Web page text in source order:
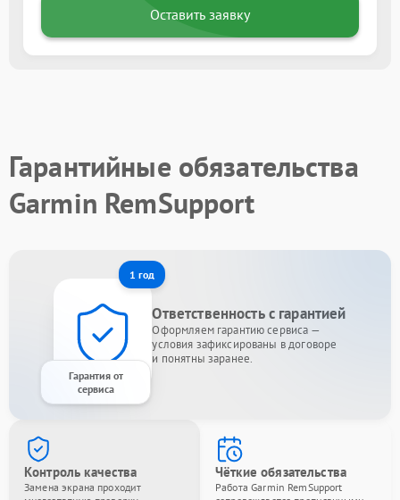
Оставить заявку
Гарантийные обязательства
Garmin RemSupport
1 год
Гарантия от
сервиса
Ответственность с гарантией
Оформляем гарантию сервиса —
условия зафиксированы в договоре
и понятны заранее.
Контроль качества
Замена экрана проходит
Чёткие обязательства
Работа Garmin RemSupport